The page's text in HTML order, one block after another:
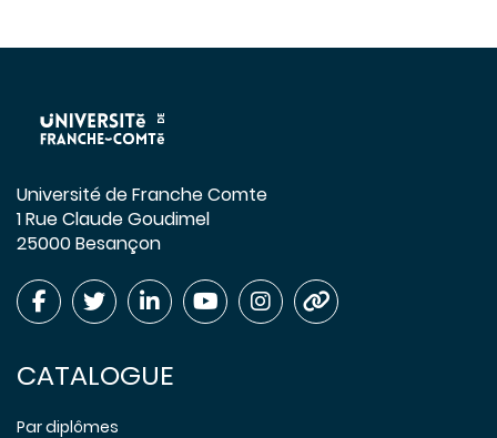
Université de Franche Comte
1 Rue Claude Goudimel
25000 Besançon
CATALOGUE
Par diplômes